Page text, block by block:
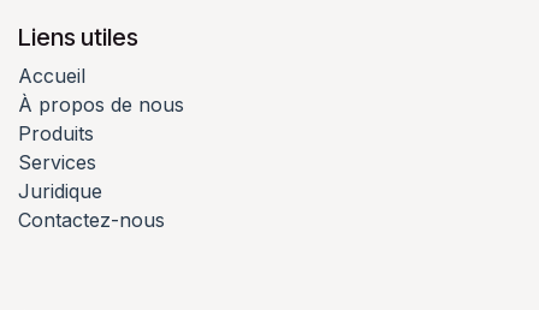
Liens utiles
Accueil
À propos de nous
Produits
Services
Juridique
Contactez-nous